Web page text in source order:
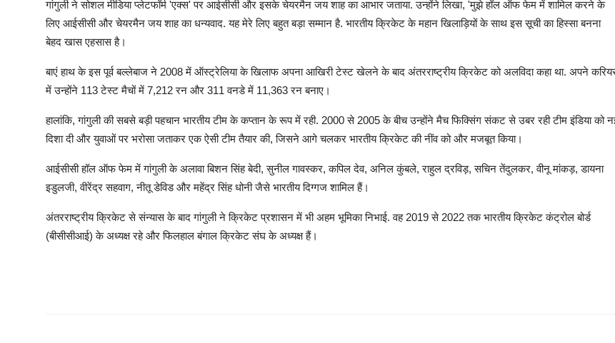
गांगुली ने सोशल मीडिया प्लेटफॉर्म 'एक्स' पर आईसीसी और इसके चेयरमैन जय शाह का आभार जताया. उन्होंने लिखा, 'मुझे हॉल ऑफ फेम में शामिल करने के
लिए आईसीसी और चेयरमैन जय शाह का धन्यवाद. यह मेरे लिए बहुत बड़ा सम्मान है. भारतीय क्रिकेट के महान खिलाड़ियों के साथ इस सूची का हिस्सा बनना
बेहद खास एहसास है।
बाएं हाथ के इस पूर्व बल्लेबाज ने 2008 में ऑस्ट्रेलिया के खिलाफ अपना आखिरी टेस्ट खेलने के बाद अंतरराष्ट्रीय क्रिकेट को अलविदा कहा था. अपने
में उन्होंने 113 टेस्ट मैचों में 7,212 रन और 311 वनडे में 11,363 रन बनाए।
हालांकि, गांगुली की सबसे बड़ी पहचान भारतीय टीम के कप्तान के रूप में रही. 2000 से 2005 के बीच उन्होंने मैच फिक्सिंग संकट से उबर रही टीम इंडिया को
दिशा दी और युवाओं पर भरोसा जताकर एक ऐसी टीम तैयार की, जिसने आगे चलकर भारतीय क्रिकेट की नींव को और मजबूत किया।
आईसीसी हॉल ऑफ फेम में गांगुली के अलावा बिशन सिंह बेदी, सुनील गावस्कर, कपिल देव, अनिल कुंबले, राहुल द्रविड़, सचिन तेंदुलकर, वीनू मांकड़, डायना
इडुलजी, वीरेंद्र सहवाग, नीतू डेविड और महेंद्र सिंह धोनी जैसे भारतीय दिग्गज शामिल हैं।
अंतरराष्ट्रीय क्रिकेट से संन्यास के बाद गांगुली ने क्रिकेट प्रशासन में भी अहम भूमिका निभाई. वह 2019 से 2022 तक भारतीय क्रिकेट कंट्रोल बोर्ड
(बीसीसीआई) के अध्यक्ष रहे और फिलहाल बंगाल क्रिकेट संघ के अध्यक्ष हैं।